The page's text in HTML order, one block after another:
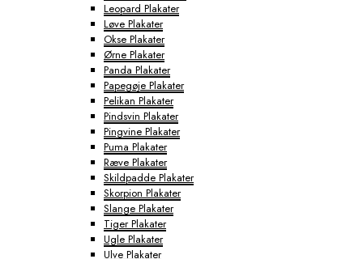
Leopard Plakater
Løve Plakater
Okse Plakater
Ørne Plakater
Panda Plakater
Papegøje Plakater
Pelikan Plakater
Pindsvin Plakater
Pingvine Plakater
Puma Plakater
Ræve Plakater
Skildpadde Plakater
Skorpion Plakater
Slange Plakater
Tiger Plakater
Ugle Plakater
Ulve Plakater